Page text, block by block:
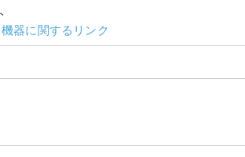
器に関するリンク